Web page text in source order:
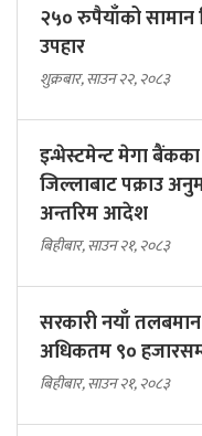
२५० रुपैयाँको
उपहार
शुक्रबार, साउन २२, २०८३
इन्भेस्टमेन्ट मेगा
जिल्लाबाट पक्राउ
अन्तरिम आदेश
बिहीबार, साउन २१, २०८३
सरकारी नयाँ
अधिकतम ९०
बिहीबार, साउन २१, २०८३